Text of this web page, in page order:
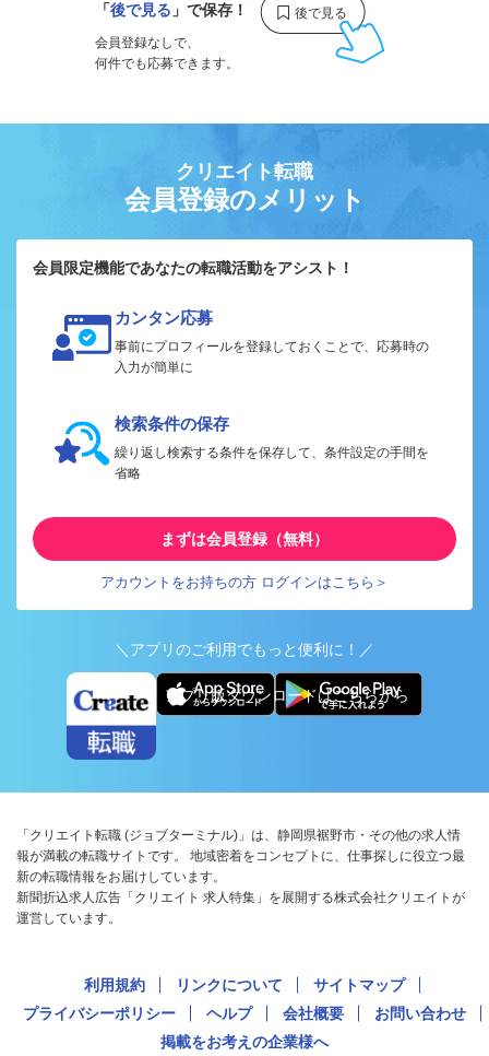
「後で見る 」で保存！
会員登録なしで、
何件でも応募できます。
クリエイト転職
会員登録のメリット
会員限定機能であなたの転職活動をアシスト！
カンタン応募
事前にプロフィールを登録しておくことで、応募時の
入力が簡単に
検索条件の保存
繰り返し検索する条件を保存して、条件設定の手間を
省略
まずは会員登録（無料）
アカウントをお持ちの方 ログインはこちら＞
＼アプリのご利用でもっと便利に！／
アプリ版ダウンロードはこちらから
「クリエイト転職 (ジョブターミナル)」は、静岡県裾野市・その他の求人情
報が満載の転職サイトです。 地域密着をコンセプトに、仕事探しに役立つ最
新の転職情報をお届けしています。
新聞折込求人広告「クリエイト 求人特集」を展開する株式会社クリエイトが
運営しています。
利用規約 リンクについて
サイトマップ
プライバシーポリシー
ヘルプ 会社概要
お問い合わせ
掲載をお考えの企業様へ